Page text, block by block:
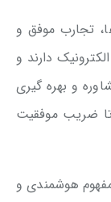
تجارب موفق و
دارند و
و بهره گیری
تا ضریب موفقیت
هوشمندی و